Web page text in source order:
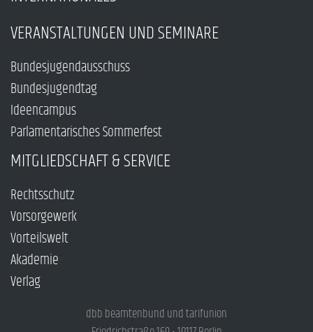
VERANSTALTUNGEN UND SEMINARE
Bundesjugendausschuss
Bundesjugendtag
Ideencampus
Parlamentarisches Sommerfest
MITGLIEDSCHAFT & SERVICE
Rechtsschutz
Vorsorgewerk
Vorteilswelt
Akademie
Verlag
dbb beamtenbund und tarifunion